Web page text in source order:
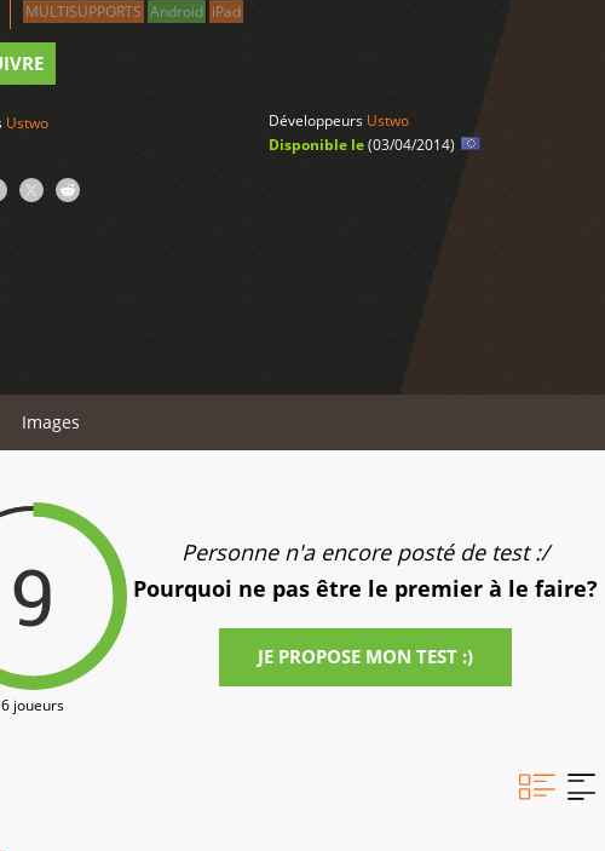
MULTISUPPORTS Android iPad
Ustwo Développeurs Ustwo
Disponible le(03/04/2014)
Images
9
6 joueurs
Personne n'a encore posté de test :/
Pourquoi ne pas être le premier à le faire?
JE PROPOSE MON TEST :)